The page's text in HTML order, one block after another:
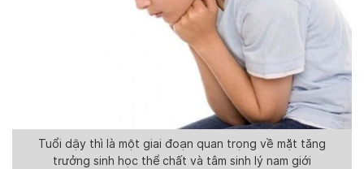
Tuổi dậy thì là một giai đoạn quan trọng về mặt tăng
trưởng sinh học thể chất và tâm sinh lý nam giới